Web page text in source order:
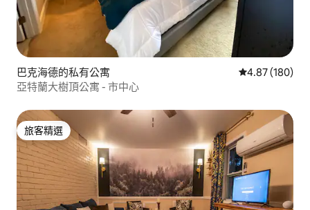
巴克海德的私有公寓 從 180 則評價
4.87 (180)
亞特蘭大樹頂公寓 - 市中心
旅客精選
旅客精選